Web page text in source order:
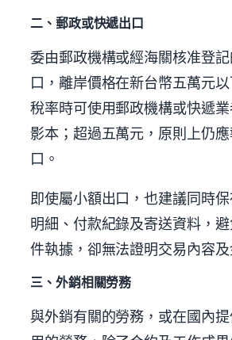
二、郵政或快遞出口
委由郵政機構或經海關核准登
口，離岸價格在新台幣五萬元
稅率時可使用郵政機構或快遞
影本；超過五萬元，原則上仍
口。
即使屬小額出口，也建議同時
明細、付款紀錄及寄送資料，
件執據，卻無法證明交易內容及
三、外銷相關勞務
與外銷有關的勞務，或在國內